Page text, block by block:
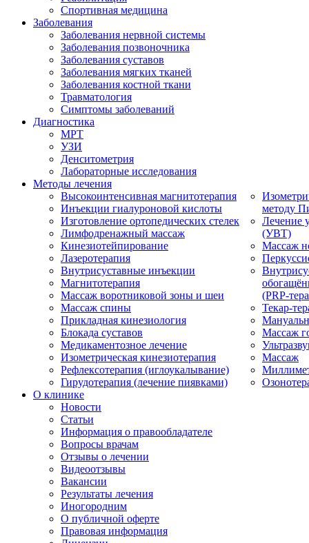
Спортивная медицина
Заболевания
Заболевания нервной системы
Заболевания позвоночника
Заболевания суставов
Заболевания мягких тканей
Заболевания костной ткани
Травматология
Симптомы заболеваний
Диагностика
МРТ
УЗИ
Денситометрия
Лабораторные исследования
Методы лечения
Высокоинтенсивная магнитотерапия
Инъекции гиалуроновой кислоты
Изготовление ортопедических стелек
Лимфодренажный массаж
Кинезиотейпирование
Лазеротерапия
Внутрисуставные инъекции
Магнитотерапия
Массаж воротниковой зоны и шеи
Массаж спины
Прикладная кинезиология
Блокада суставов
Медикаментозное лечение
Изометрическая кинезиотерапия
Рефлексотерапия (иглоукалывание)
Гирудотерапия (лечение пиявками)
методу
Лечение
(УВТ)
Массаж
(PRP-
Текар-
Массаж
Массаж
О клинике
Новости
Статьи
Информация о правообладателе
Вопросы врачам
Отзывы о лечении
Видеоотзывы
Вакансии
Результаты лечения
Иногородним
О публичной оферте
Правовая информация